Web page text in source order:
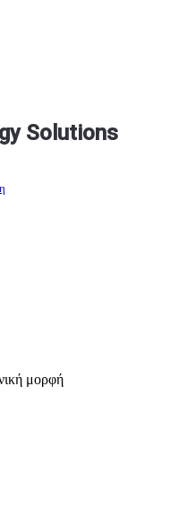
Solutions
μορφή